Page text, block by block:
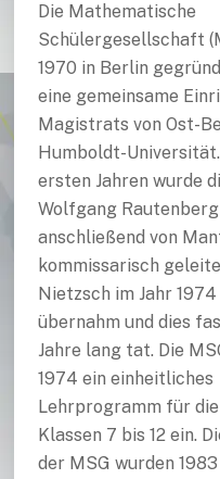
Die Mathematische
Schülergesellschaft
1970 in Berlin
eine gemeinsame
Magistrats von Ost-
Humboldt-
ersten Jahren wurde
Wolfgang Rautenberg
anschließend von
kommissarisch
Nietzsch im Jahr
übernahm und dies
Jahre lang tat. Die
1974 ein einheitliches
Lehrprogramm für
Klassen 7 bis 12 ein.
der MSG wurden